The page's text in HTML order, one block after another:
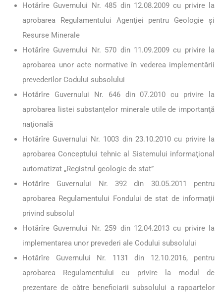
Hotărîre Guvernului Nr. 485 din 12.08.2009 cu privire la
aprobarea Regulamentului Agenţiei pentru Geologie şi
Resurse Minerale
Hotărîre Guvernului Nr. 570 din 11.09.2009 cu privire la
aprobarea unor acte normative în vederea implementării
prevederilor Codului subsolului
Hotărîre Guvernului Nr. 646 din 07.2010 cu privire la
aprobarea listei substanţelor minerale utile de importanţă
naţională
Hotărîre Guvernului Nr. 1003 din 23.10.2010 cu privire la
aprobarea Conceptului tehnic al Sistemului informaţional
automatizat „Registrul geologic de stat”
Hotărîre Guvernului Nr. 392 din 30.05.2011 pentru
aprobarea Regulamentului Fondului de stat de informaţii
privind subsolul
Hotărîre Guvernului Nr. 259 din 12.04.2013 cu privire la
implementarea unor prevederi ale Codului subsolului
Hotărîre Guvernului Nr. 1131 din 12.10.2016, pentru
aprobarea Regulamentului cu privire la modul de
prezentare de către beneficiarii subsolului a rapoartelor